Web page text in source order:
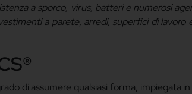
a sporco, virus, batteri e numerosi
a parete, arredi, superfici di lavoro
di assumere qualsiasi forma, impiegata